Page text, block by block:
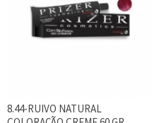
8.44-RUIVO NATURAL